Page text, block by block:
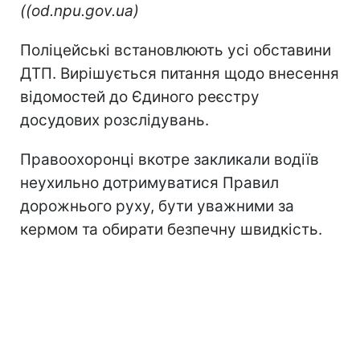
((od.npu.gov.ua)
Поліцейські встановлюють усі обставини
ДТП. Вирішується питання щодо внесення
відомостей до Єдиного реєстру
досудових розслідувань.
Правоохоронці вкотре закликали водіїв
неухильно дотримуватися Правил
дорожнього руху, бути уважними за
кермом та обирати безпечну швидкість.